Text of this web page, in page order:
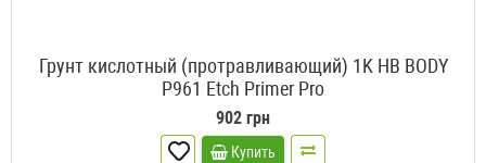
Грунт кислотный (протравливающий) 1K HB BODY
P961 Etch Primer Pro
902 грн
Купить